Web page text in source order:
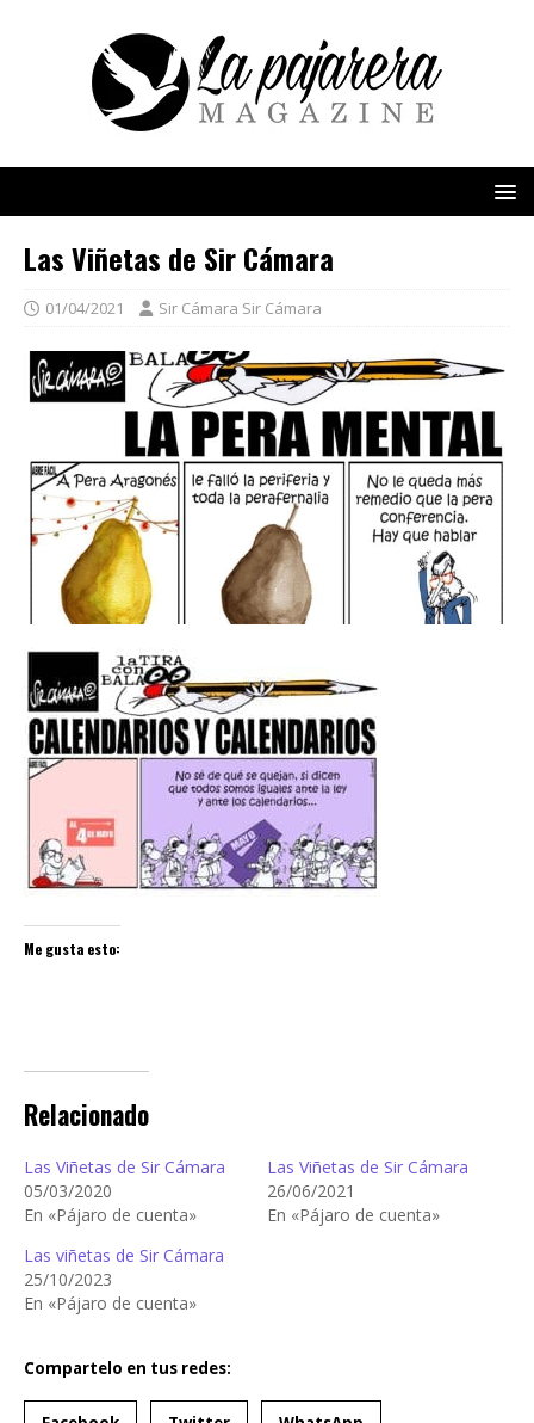
Las Viñetas de Sir Cámara
01/04/2021 Sir Cámara Sir Cámara
Me gusta esto:
Relacionado
Las Viñetas de Sir Cámara
05/03/2020
En «Pájaro de cuenta»
Las Viñetas de Sir Cámara
26/06/2021
En «Pájaro de cuenta»
Las viñetas de Sir Cámara
25/10/2023
En «Pájaro de cuenta»
Compartelo en tus redes: